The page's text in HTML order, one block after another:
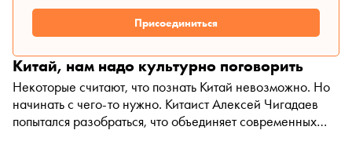
Присоединиться
Китай, нам надо культурно поговорить
Некоторые считают, что познать Китай невозможно. Но
начинать с чего-то нужно. Китаист Алексей Чигадаев
попытался разобраться, что объединяет современных